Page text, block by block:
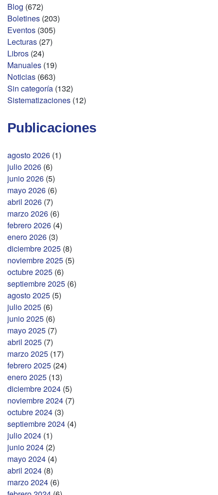
Blog (672)
Boletines (203)
Eventos (305)
Lecturas (27)
Libros (24)
Manuales (19)
Noticias (663)
Sin categoría (132)
Sistematizaciones (12)
Publicaciones
agosto 2026 (1)
julio 2026 (6)
junio 2026 (5)
mayo 2026 (6)
abril 2026 (7)
marzo 2026 (6)
febrero 2026 (4)
enero 2026 (3)
diciembre 2025 (8)
noviembre 2025 (5)
octubre 2025 (6)
septiembre 2025 (6)
agosto 2025 (5)
julio 2025 (6)
junio 2025 (6)
mayo 2025 (7)
abril 2025 (7)
marzo 2025 (17)
febrero 2025 (24)
enero 2025 (13)
diciembre 2024 (5)
noviembre 2024 (7)
octubre 2024 (3)
septiembre 2024 (4)
julio 2024 (1)
junio 2024 (2)
mayo 2024 (4)
abril 2024 (8)
marzo 2024 (6)